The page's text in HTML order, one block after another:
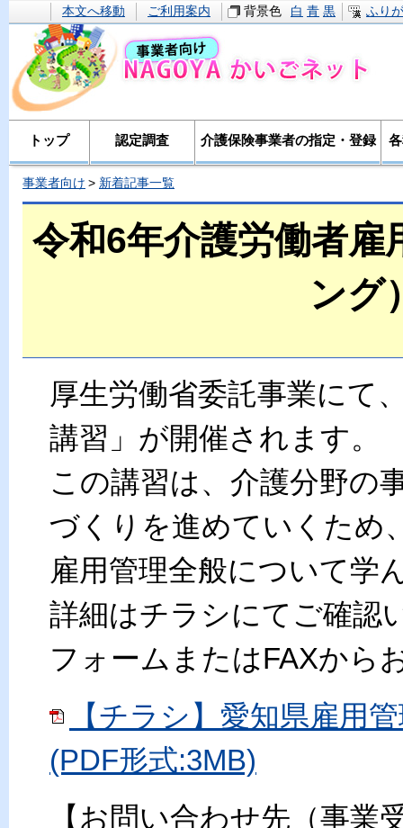
本文へ移動 ご利用案内 背景色 白 青 黒 ふり
トップ 認定調査 介護保険事業者の指定・登録
事業者向け 新着記事一覧
令和6年介護労働者雇
ング
厚生労働省委託事業にて
講習」が開催されます。
この講習は、介護分野の
づくりを進めていくため
雇用管理全般について学
詳細はチラシにてご確認
フォームまたはFAXから
【チラシ】愛知県雇用
(PDF形式:3MB)
【お問い合わせ先（事業